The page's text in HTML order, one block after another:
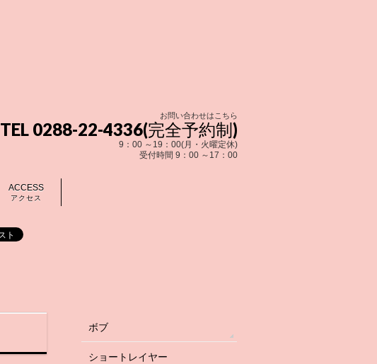
お問い合わせはこちら
TEL 0288-22-4336(完全予約制)
9：00 ～19：00(月・火曜定休)
受付時間 9：00 ～17：00
ACCESS
アクセス
ボブ
ショートレイヤー